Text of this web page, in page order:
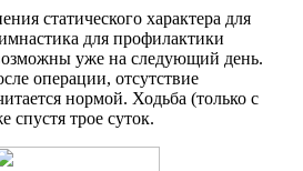
статического характера для
для профилактики
уже на следующий день.
операции, отсутствие
нормой. Ходьба (только с
спустя трое суток.